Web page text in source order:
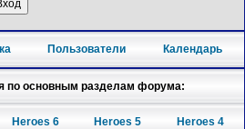
Пользователи Календарь
по основным разделам форума:
Heroes 6 Heroes 5 Heroes 4